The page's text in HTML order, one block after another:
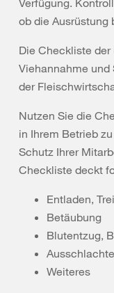
Verfügung.
ob die Ausrüstung
Die Checkliste
Viehannahme
der
Nutzen Sie die
in Ihrem Betrieb
Schutz Ihrer
Checkliste deckt
Entladen,
Betäubung
Blutentzug,
Weiteres